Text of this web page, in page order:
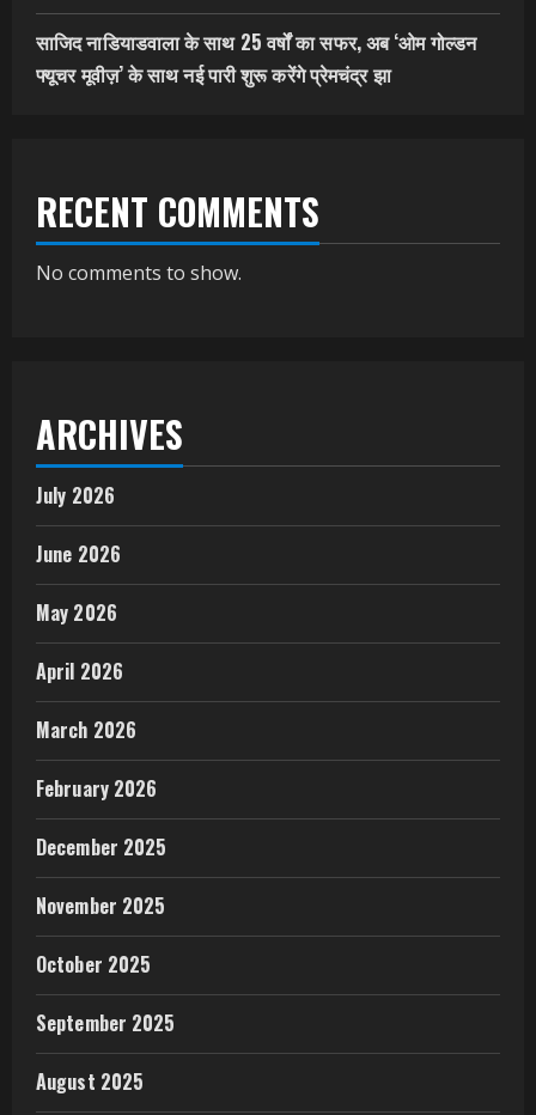
साजिद नाडियाडवाला के साथ 25 वर्षों का सफर, अब ‘ओम गोल्डन
फ्यूचर मूवीज़’ के साथ नई पारी शुरू करेंगे प्रेमचंद्र झा
RECENT COMMENTS
No comments to show.
ARCHIVES
July 2026
June 2026
May 2026
April 2026
March 2026
February 2026
December 2025
November 2025
October 2025
September 2025
August 2025